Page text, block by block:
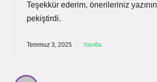
Teşekkür ederim, önerileriniz yazının
pekiştirdi.
Temmuz 3, 2025 Yanıtla